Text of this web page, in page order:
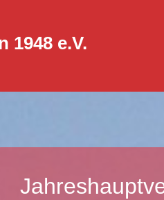
1948 e.V.